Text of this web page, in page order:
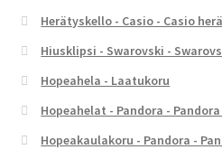
Herätyskello - Casio - Casio
Hiusklipsi - Swarovski -
Hopeahela - Laatukoru
Hopeahelat - Pandora -
Hopeakaulakoru - Pandora -